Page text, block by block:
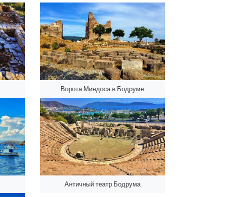
Ворота Миндоса в Бодруме
Античный театр Бодрума